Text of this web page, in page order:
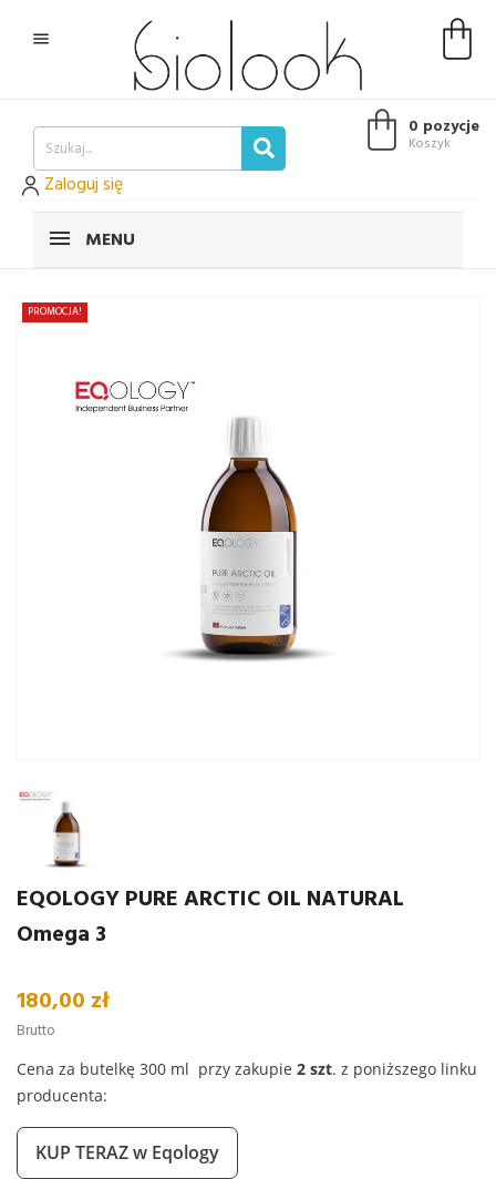

0 pozycje
Koszyk
Zaloguj się
MENU
PROMOCJA!
EQOLOGY PURE ARCTIC OIL NATURAL
Omega 3
180,00 zł
Brutto
Cena za butelkę 300 ml przy zakupie 2 szt. z poniższego linku
producenta:
KUP TERAZ w Eqology